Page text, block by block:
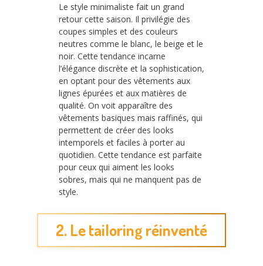
Le style minimaliste fait un grand
retour cette saison. Il privilégie des
coupes simples et des couleurs
neutres comme le blanc, le beige et le
noir. Cette tendance incarne
l’élégance discrète et la sophistication,
en optant pour des vêtements aux
lignes épurées et aux matières de
qualité. On voit apparaître des
vêtements basiques mais raffinés, qui
permettent de créer des looks
intemporels et faciles à porter au
quotidien. Cette tendance est parfaite
pour ceux qui aiment les looks
sobres, mais qui ne manquent pas de
style.
2. Le tailoring réinventé